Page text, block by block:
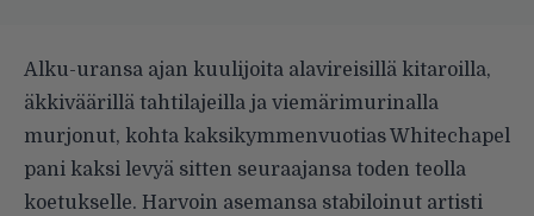
Alku-uransa ajan kuulijoita alavireisillä kitaroilla,
äkkiväärillä tahtilajeilla ja viemärimurinalla
murjonut, kohta kaksikymmenvuotias Whitechapel
pani kaksi levyä sitten seuraajansa toden teolla
koetukselle. Harvoin asemansa stabiloinut artisti